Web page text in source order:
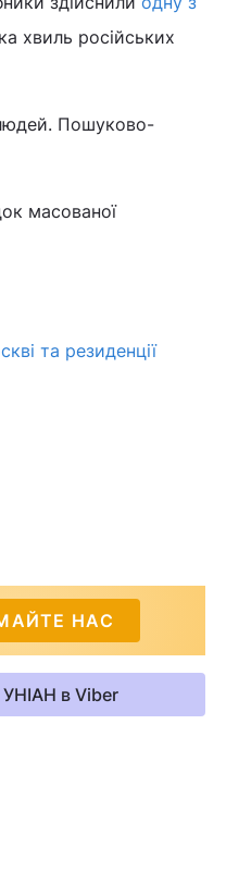
хвиль російських
людей. Пошуково-
масованої
та резиденції
НАС
в Viber